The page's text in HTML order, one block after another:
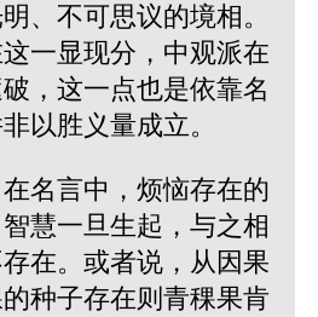
、不可思议的境相。
一显现分，中观派在
，这一点也是依靠名
以胜义量成立。
名言中，烦恼存在的
慧一旦生起，与之相
在。或者说，从因果
种子存在则青稞果肯